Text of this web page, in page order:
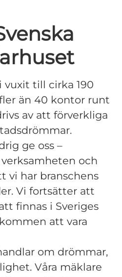
vuxit till cirka 190
än 40 kontor runt
av att förverkliga
ge oss –
och
vi har branschens
Vi fortsätter att
finnas i Sveriges
att vara
om drömmar,
Våra mäklare